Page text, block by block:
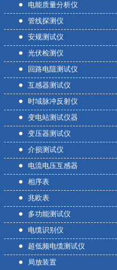
电能质量分析仪
管线探测仪
安规测试仪
光伏检测仪
回路电阻测试仪
互感器测试仪
时域脉冲反射仪
变电站测试仪器
变压器测试仪
介损测试仪
电流电压互感器
相序表
兆欧表
多功能测试仪
电缆识别仪
超低频电缆测试仪
局放装置